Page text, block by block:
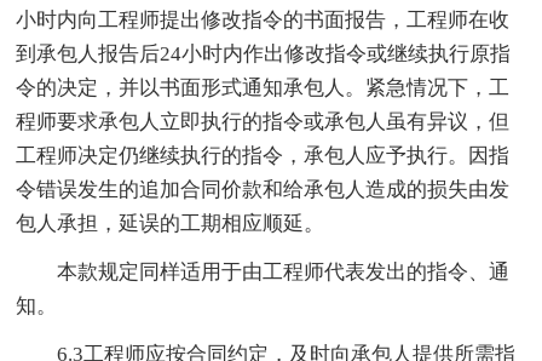
小时内向工程师提出修改指令的书面报告，工程师在收
到承包人报告后24小时内作出修改指令或继续执行原指
令的决定，并以书面形式通知承包人。紧急情况下，工
程师要求承包人立即执行的指令或承包人虽有异议，但
工程师决定仍继续执行的指令，承包人应予执行。因指
令错误发生的追加合同价款和给承包人造成的损失由发
包人承担，延误的工期相应顺延。
本款规定同样适用于由工程师代表发出的指令、通
知。
6.3工程师应按合同约定，及时向承包人提供所需指